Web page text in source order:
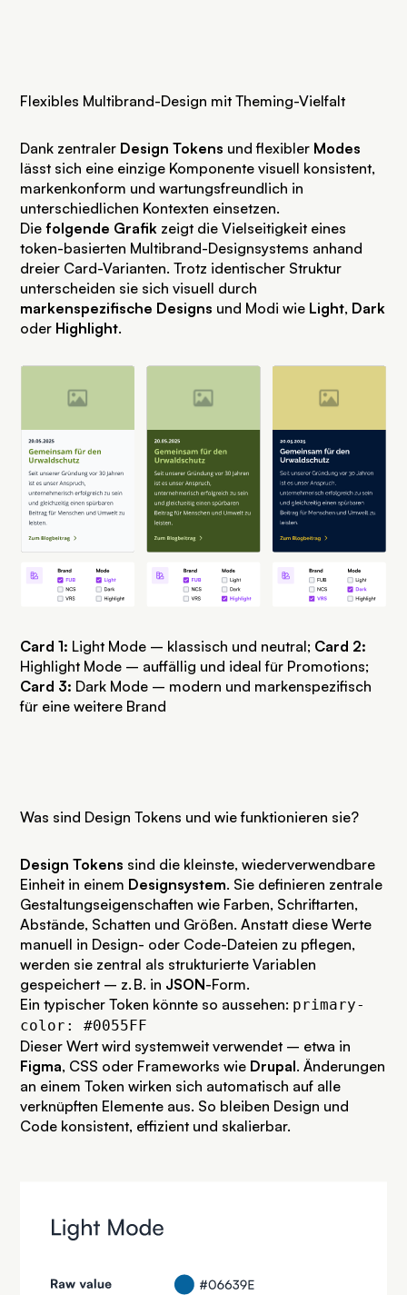
Flexibles Multibrand-Design mit Theming-Vielfalt
Dank zentraler Design Tokens und flexibler Modes
lässt sich eine einzige Komponente visuell konsistent,
markenkonform und wartungsfreundlich in
unterschiedlichen Kontexten einsetzen.
Die folgende Grafik zeigt die Vielseitigkeit eines
token-basierten Multibrand-Designsystems anhand
dreier Card-Varianten. Trotz identischer Struktur
unterscheiden sie sich visuell durch
markenspezifische Designs und Modi wie Light, Dark
oder Highlight.
Card 1: Light Mode – klassisch und neutral; Card 2:
Highlight Mode – auffällig und ideal für Promotions;
Card 3: Dark Mode – modern und markenspezifisch
für eine weitere Brand
Was sind Design Tokens und wie funktionieren sie?
Design Tokens sind die kleinste, wiederverwendbare
Einheit in einem Designsystem. Sie definieren zentrale
Gestaltungseigenschaften wie Farben, Schriftarten,
Abstände, Schatten und Größen. Anstatt diese Werte
manuell in Design- oder Code-Dateien zu pflegen,
werden sie zentral als strukturierte Variablen
gespeichert – z. B. in JSON-Form.
Ein typischer Token könnte so aussehen: primary-
color: #0055FF
Dieser Wert wird systemweit verwendet – etwa in
Figma, CSS oder Frameworks wie Drupal. Änderungen
an einem Token wirken sich automatisch auf alle
verknüpften Elemente aus. So bleiben Design und
Code konsistent, effizient und skalierbar.